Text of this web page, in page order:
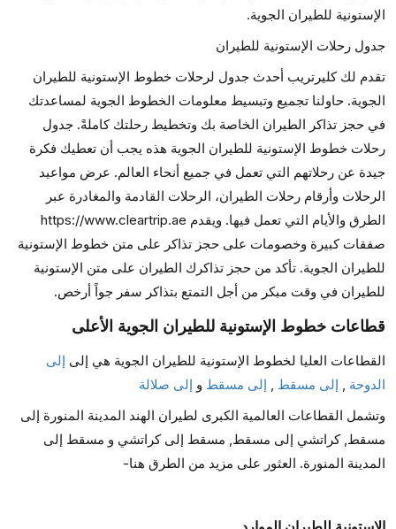
الإستونية للطيران الجوية.
جدول رحلات الإستونية للطيران
تقدم لك كليرتريب أحدث جدول لرحلات خطوط الإستونية للطيران
الجوية. حاولنا تجميع وتبسيط معلومات الخطوط الجوية لمساعدتك
في حجز تذاكر الطيران الخاصة بك وتخطيط رحلتك كاملةً. جدول
رحلات خطوط الإستونية للطيران الجوية هذه يجب أن تعطيك فكرة
جيدة عن رحلاتهم التي تعمل في جميع أنحاء العالم. عرض مواعيد
الرحلات وأرقام رحلات الطيران، الرحلات القادمة والمغادرة عبر
الطرق والأيام التي تعمل فيها. ويقدم https://www.cleartrip.ae
صفقات كبيرة وخصومات على حجز تذاكر على متن خطوط الإستونية
للطيران الجوية. تأكد من حجز تذاكرك الطيران على متن الإستونية
للطيران في وقت مبكر من أجل التمتع بتذاكر سفر جواً أرخص.
قطاعات خطوط الإستونية للطيران الجوية الأعلى
القطاعات العليا لخطوط الإستونية للطيران الجوية هي إلى إلى
الدوحة, إلى مسقط, إلى مسقطو إلى صلالة
وتشمل القطاعات العالمية الكبرى لطيران الهند المدينة المنورة إلى
مسقط, كراتشي إلى مسقط, مسقط إلى كراتشي و مسقط إلى
المدينة المنورة. العثور على مزيد من الطرق هنا-